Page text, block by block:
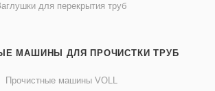
для перекрытия труб
МАШИНЫ ДЛЯ ПРОЧИСТКИ ТРУБ
Прочистные машины VOLL